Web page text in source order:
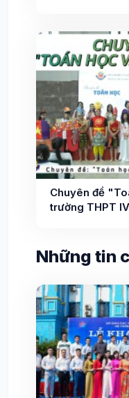
Chuyên đề
trường THPT
Những tin